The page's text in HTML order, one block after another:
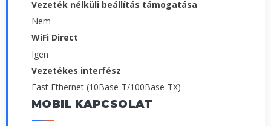
Vezeték nélküli beállítás támogatása
Nem
WiFi Direct
Igen
Vezetékes interfész
Fast Ethernet (10Base-T/100Base-TX)
MOBIL KAPCSOLAT